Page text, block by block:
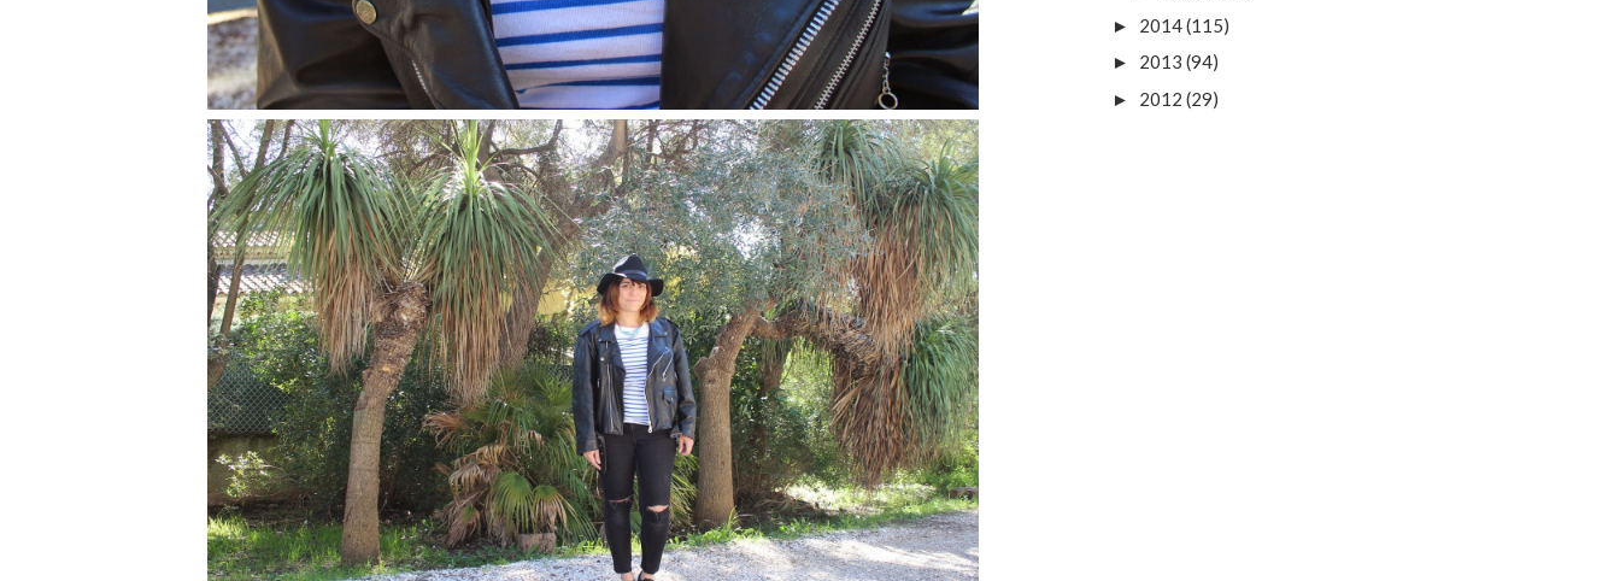
► 2014(115)
► 2013 (94)
► 2012 (29)